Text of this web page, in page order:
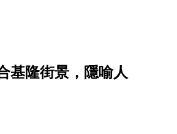
基隆街景，隱喻人